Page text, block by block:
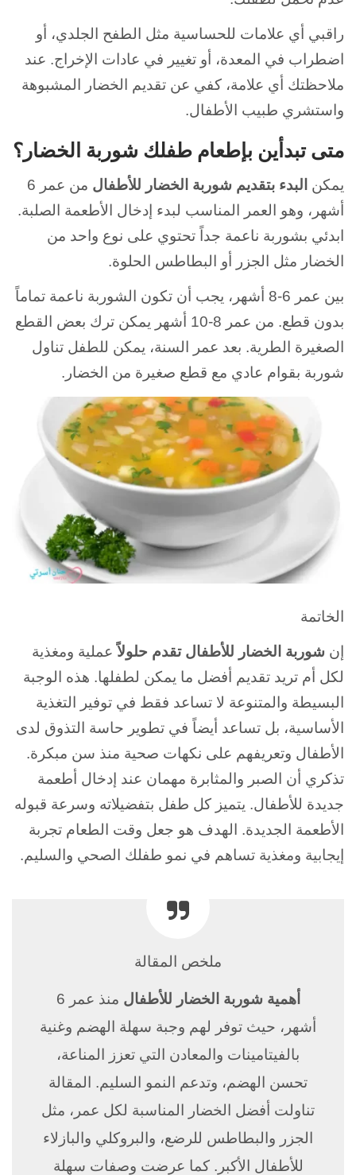
راقبي أي علامات للحساسية مثل الطفح الجلدي، أو
اضطراب في المعدة، أو تغيير في عادات الإخراج. عند
ملاحظتك أي علامة، كفي عن تقديم الخضار المشبوهة
واستشري طبيب الأطفال.
متى تبدأين بإطعام طفلك شوربة الخضار؟
يمكن البدء بتقديم شوربة الخضار للأطفال
من عمر 6
أشهر، وهو العمر المناسب لبدء إدخال الأطعمة الصلبة.
ابدئي بشوربة ناعمة جداً تحتوي على نوع واحد من
الخضار مثل الجزر أو البطاطس الحلوة.
بين عمر 6-8 أشهر، يجب أن تكون الشوربة ناعمة تماماً
بدون قطع. من عمر 8-10 أشهر يمكن ترك بعض القطع
الصغيرة الطرية. بعد عمر السنة، يمكن للطفل تناول
شوربة بقوام عادي مع قطع صغيرة من الخضار.
الخاتمة
إن شوربة الخضار للأطفال تقدم حلولاًعملية ومغذية
لكل أم تريد تقديم أفضل ما يمكن لطفلها. هذه الوجبة
البسيطة والمتنوعة لا تساعد فقط في توفير التغذية
الأساسية، بل تساعد أيضاً في تطوير حاسة التذوق لدى
الأطفال وتعريفهم على نكهات صحية منذ سن مبكرة.
تذكري أن الصبر والمثابرة مهمان عند إدخال أطعمة
جديدة للأطفال. يتميز كل طفل بتفضيلاته وسرعة قبوله
الأطعمة الجديدة. الهدف هو جعل وقت الطعام تجربة
إيجابية ومغذية تساهم في نمو طفلك الصحي والسليم.
ملخص المقالة
أهمية شوربة الخضار للأطفال
منذ عمر 6
أشهر، حيث توفر لهم وجبة سهلة الهضم وغنية
بالفيتامينات والمعادن التي تعزز المناعة،
تحسن الهضم، وتدعم النمو السليم. المقالة
تناولت أفضل الخضار المناسبة لكل عمر، مثل
الجزر والبطاطس للرضع، والبروكلي والبازلاء
للأطفال الأكبر. كما عرضت وصفات سهلة